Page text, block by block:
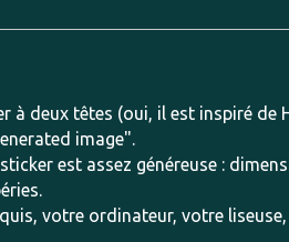
deux têtes (oui, il est inspiré de
image".
est assez généreuse :
votre ordinateur, votre